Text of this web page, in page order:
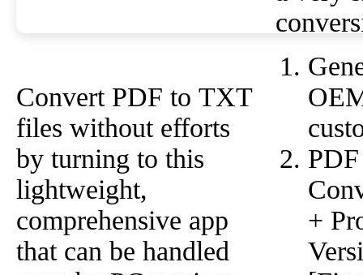
Convert PDF to TXT
files without efforts
by turning to this
lightweight,
comprehensive app
that can be handled
+